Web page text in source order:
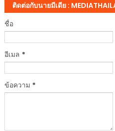
ติดต่อกับนายมีเดีย :
ชื่อ
อีเมล *
ข้อความ *